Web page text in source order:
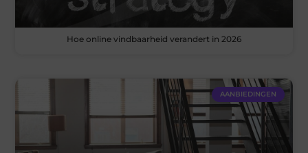
Hoe online vindbaarheid verandert in 2026
AANBIEDINGEN